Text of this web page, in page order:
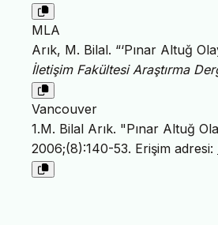
MLA
Arık, M. Bilal. “‘Pınar Altuğ
İletişim Fakültesi Araştırma
Vancouver
1.M. Bilal Arık. "Pınar Altuğ
2006;(8):140-53. Erişim adresi: